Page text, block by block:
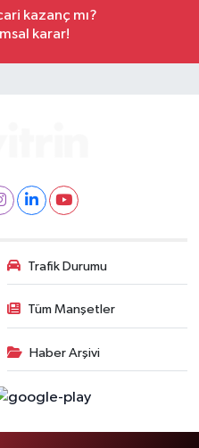
kazanç mı?
karar!
Trafik Durumu
Tüm Manşetler
Haber Arşivi